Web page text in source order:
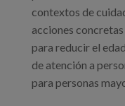
contextos de
acciones
para reducir el
de atención a
para personas